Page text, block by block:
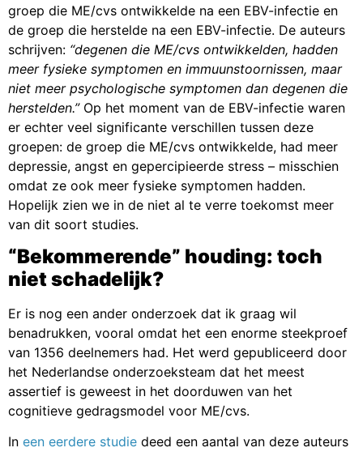
groep die ME/cvs ontwikkelde na een EBV-infectie en
de groep die herstelde na een EBV-infectie. De auteurs
schrijven: “degenen die ME/cvs ontwikkelden, hadden
meer fysieke symptomen en immuunstoornissen, maar
niet meer psychologische symptomen dan degenen die
herstelden.” Op het moment van de EBV-infectie waren
er echter veel significante verschillen tussen deze
groepen: de groep die ME/cvs ontwikkelde, had meer
depressie, angst en gepercipieerde stress – misschien
omdat ze ook meer fysieke symptomen hadden.
Hopelijk zien we in de niet al te verre toekomst meer
van dit soort studies.
“Bekommerende” houding: toch
niet schadelijk?
Er is nog een ander onderzoek dat ik graag wil
benadrukken, vooral omdat het een enorme steekproef
van 1356 deelnemers had. Het werd gepubliceerd door
het Nederlandse onderzoeksteam dat het meest
assertief is geweest in het doorduwen van het
cognitieve gedragsmodel voor ME/cvs.
In een eerdere studie deed een aantal van deze auteurs